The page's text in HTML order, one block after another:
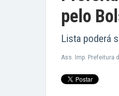
pelo
Lista poderá
Ass. Imp. Prefeitura